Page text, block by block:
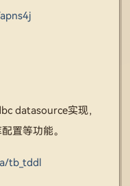
datasource实现，
置等功能。
tb_tddl